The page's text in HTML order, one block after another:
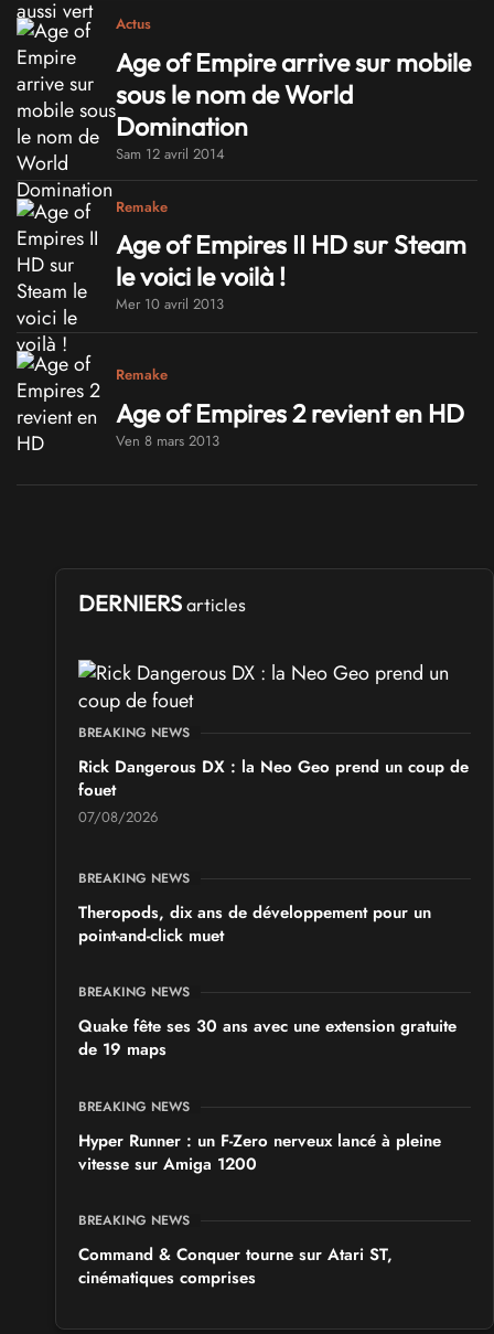
Actus
Age of Empire arrive sur mobile
sous le nom de World
Domination
Sam 12 avril 2014
Remake
Age of Empires II HD sur Steam
le voici le voilà !
Mer 10 avril 2013
Remake
Age of Empires 2 revient en HD
Ven 8 mars 2013
DERNIERS articles
BREAKING NEWS
Rick Dangerous DX : la Neo Geo prend un coup de
fouet
07/08/2026
BREAKING NEWS
Theropods, dix ans de développement pour un
point-and-click muet
BREAKING NEWS
Quake fête ses 30 ans avec une extension gratuite
de 19 maps
BREAKING NEWS
Hyper Runner : un F-Zero nerveux lancé à pleine
vitesse sur Amiga 1200
BREAKING NEWS
Command & Conquer tourne sur Atari ST,
cinématiques comprises